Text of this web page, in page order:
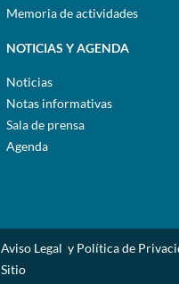
Memoria de actividades
NOTICIAS Y AGENDA
Noticias
Notas informativas
Sala de prensa
Agenda
Aviso Legal y Política de
Sitio